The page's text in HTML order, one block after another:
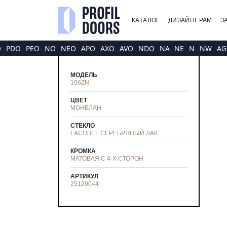
КАТАЛОГ ДИЗАЙНЕРАМ
PDO PEO NO NEO APO AXO AVO NDO NA NE N NW AG
МОДЕЛЬ
106ZN
ЦВЕТ
МОНБЛАН
СТЕКЛО
LACOBEL СЕРЕБРЯНЫЙ ЛАК
КРОМКА
МАТОВАЯ С 4-Х СТОРОН
АРТИКУЛ
25129044